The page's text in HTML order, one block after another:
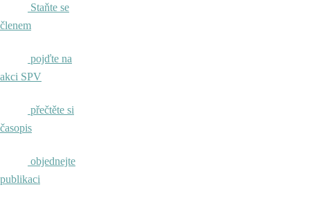
Staňte se
členem
pojďte na
akci SPV
přečtěte si
časopis
objednejte
publikaci